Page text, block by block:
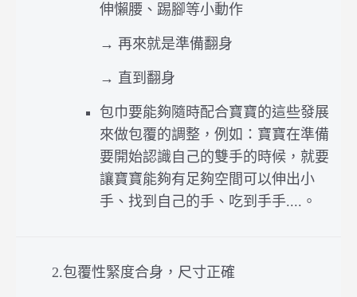
伸懶腰、踢腳等小動作
→ 再來就是準備翻身
→ 直到翻身
包巾要能夠隨時配合寶寶的這些發展
來做包覆的調整，例如：寶寶在準備
要開始認識自己的雙手的時候，就要
讓寶寶能夠有足夠空間可以伸出小
手、找到自己的手、吃到手手....。
2.包覆性緊度合身，尺寸正確